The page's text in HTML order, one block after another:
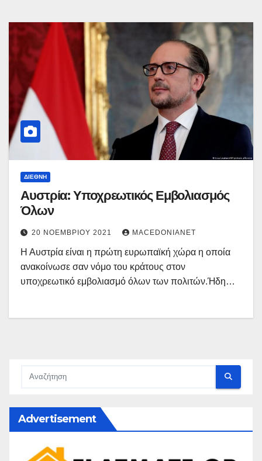
ΔΙΕΘΝΉ
Αυστρία: Υποχρεωτικός Εμβολιασμός
Όλων
20 ΝΟΕΜΒΡΊΟΥ 2021 MACEDONIANET
Η Αυστρία είναι η πρώτη ευρωπαϊκή χώρα η οποία
ανακοίνωσε σαν νόμο του κράτους στον
υποχρεωτικό εμβολιασμό όλων των πολιτών.Ήδη…
Advertisement